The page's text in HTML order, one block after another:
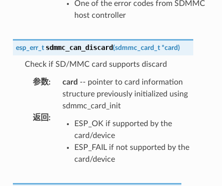
One of the error codes from SDMMC
host controller
esp_err_t sdmmc_can_discard(sdmmc_card_t *card)
Check if SD/MMC card supports discard
参数: card -- pointer to card information
structure previously initialized using
sdmmc_card_init
返回 :
ESP_OK if supported by the
card/device
ESP_FAIL if not supported by the
card/device